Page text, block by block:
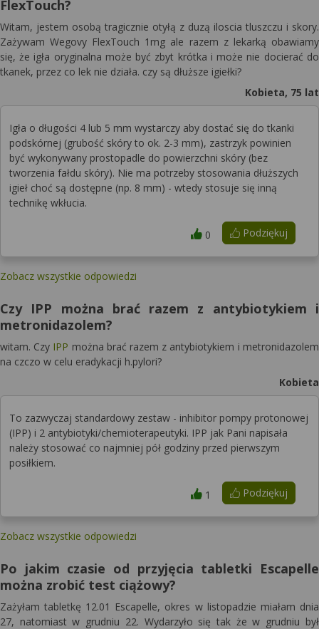
FlexTouch?
Witam, jestem osobą tragicznie otyłą z duzą iloscia tluszczu i skory.
Zażywam Wegovy FlexTouch 1mg ale razem z lekarką obawiamy
się, że igła oryginalna może być zbyt krótka i może nie docierać do
tkanek, przez co lek nie działa. czy są dłuższe igiełki?
Kobieta, 75 lat
Igła o długości 4 lub 5 mm wystarczy aby dostać się do tkanki
podskórnej (grubość skóry to ok. 2-3 mm), zastrzyk powinien
być wykonywany prostopadle do powierzchni skóry (bez
tworzenia fałdu skóry). Nie ma potrzeby stosowania dłuższych
igieł choć są dostępne (np. 8 mm) - wtedy stosuje się inną
technikę wkłucia.
Podziękuj
0
Zobacz wszystkie odpowiedzi
Czy IPP można brać razem z antybiotykiem i
metronidazolem?
witam. Czy IPP można brać razem z antybiotykiem i metronidazolem
na czczo w celu eradykacji h.pylori?
Kobieta
To zazwyczaj standardowy zestaw - inhibitor pompy protonowej
(IPP) i 2 antybiotyki/chemioterapeutyki. IPP jak Pani napisała
należy stosować co najmniej pół godziny przed pierwszym
posiłkiem.
Podziękuj
1
Zobacz wszystkie odpowiedzi
Po jakim czasie od przyjęcia tabletki Escapelle
można zrobić test ciążowy?
Zażyłam tabletkę 12.01 Escapelle, okres w listopadzie miałam dnia
27, natomiast w grudniu 22. Wydarzyło się tak że w grudniu był